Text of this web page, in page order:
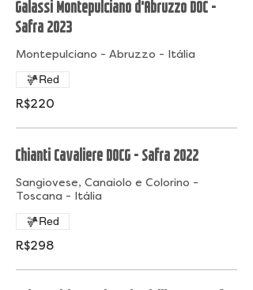
Galassi Montepulciano d'Abruzzo DOC -
Safra 2023
Montepulciano - Abruzzo - Itália
R$220
Red
Chianti Cavaliere DOCG - Safra 2022
Sangiovese, Canaiolo e Colorino -
Toscana - Itália
R$298
Red